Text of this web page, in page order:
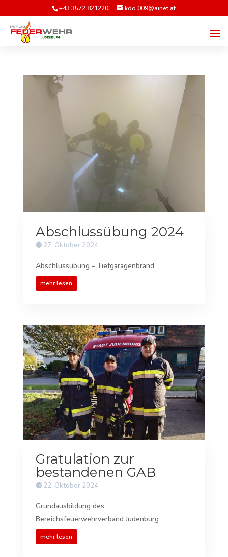
+43 3572 821220 kdo.009@ainet.at
Abschlussübung 2024
27. Oktober 2024
Abschlussübung – Tiefgaragenbrand
mehr lesen
Gratulation zur
bestandenen GAB
22. Oktober 2024
Grundausbildung des
Bereichsfeuerwehrverband Judenburg
mehr lesen